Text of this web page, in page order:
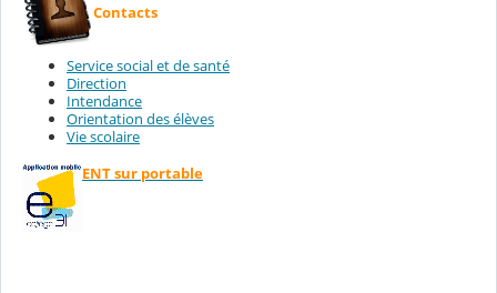
Contacts
Service social et de santé
Direction
Intendance
Orientation des élèves
Vie scolaire
ENT sur portable